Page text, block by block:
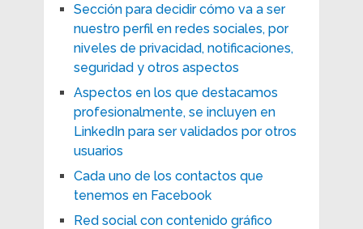
Sección para decidir cómo va a ser
nuestro perfil en redes sociales, por
niveles de privacidad, notificaciones,
seguridad y otros aspectos
Aspectos en los que destacamos
profesionalmente, se incluyen en
LinkedIn para ser validados por otros
usuarios
Cada uno de los contactos que
tenemos en Facebook
Red social con contenido gráfico